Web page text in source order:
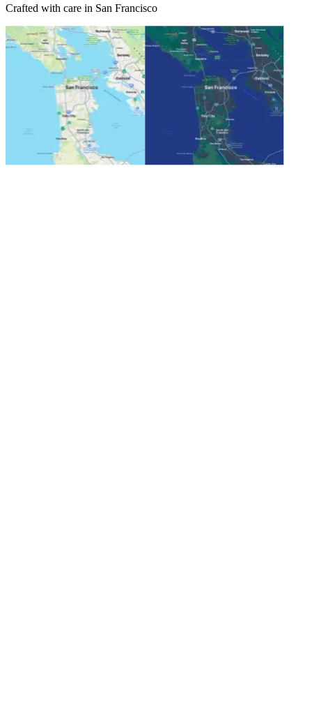
Crafted with care in San Francisco